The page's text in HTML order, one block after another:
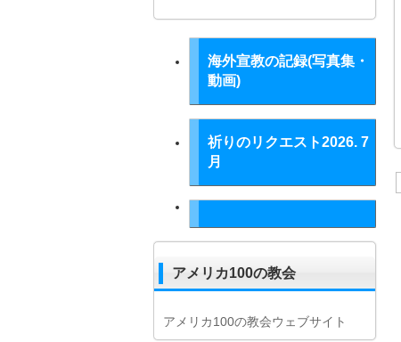
海外宣教の記録(写真集・
動画)
祈りのリクエスト2026. 7
月
アメリカ100の教会
アメリカ100の教会ウェブサイト